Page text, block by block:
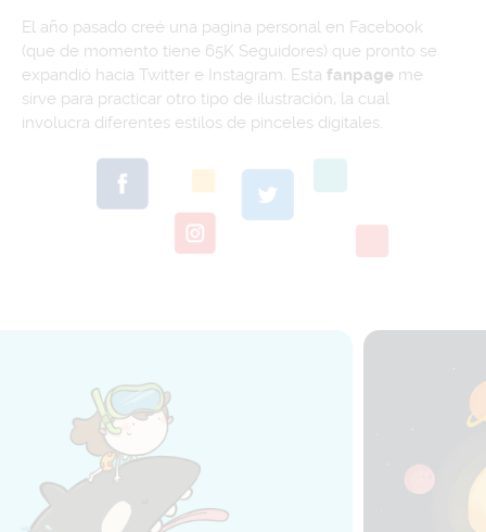
El año pasado creé una pagina personal en Facebook
(que de momento tiene 65K Seguidores) que pronto se
expandió hacia Twitter e Instagram. Esta fanpage me
sirve para practicar otro tipo de ilustración, la cual
involucra diferentes estilos de pinceles digitales.